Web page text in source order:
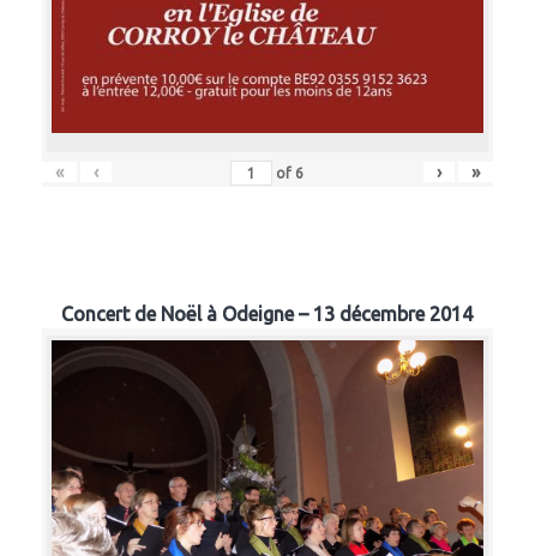
« ‹ of 6 › »
Concert de Noël à Odeigne – 13 décembre 2014